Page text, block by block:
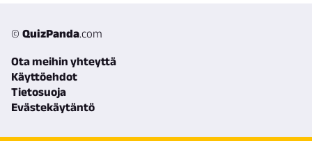
© QuizPanda.com
Ota meihin yhteyttä
Käyttöehdot
Tietosuoja
Evästekäytäntö